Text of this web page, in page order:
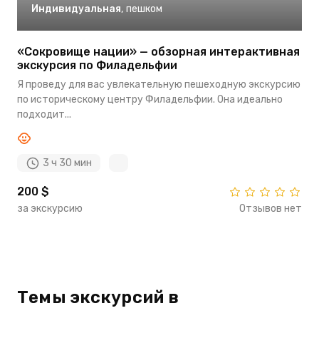
Индивидуальная, пешком
«Сокровище нации» — обзорная интерактивная
экскурсия по Филадельфии
Я проведу для вас увлекательную пешеходную экскурсию
по историческому центру Филадельфии. Она идеально
подходит...
3 ч 30 мин
200 $
за экскурсию Отзывов нет
Темы экскурсий в